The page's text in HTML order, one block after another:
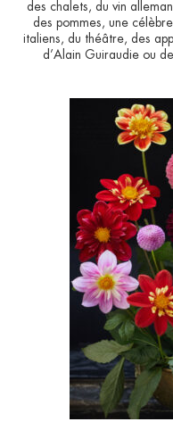
des chalets, du vin
des pommes, une
italiens, du théâtre, des
d’Alain Guiraudie ou